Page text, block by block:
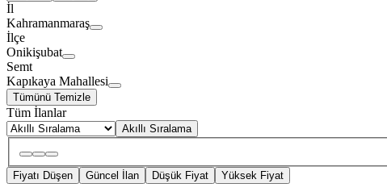
İl
Kahramanmaraş
İlçe
Onikişubat
Semt
Kapıkaya Mahallesi
Tümünü Temizle
Tüm İlanlar
Akıllı Sıralama
Fiyatı Düşen Güncel İlan Düşük Fiyat Yüksek Fiyat